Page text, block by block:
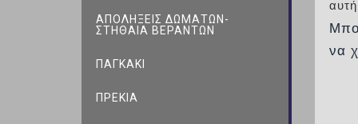
ΑΠΟΛΗΞΕΙΣ ΔΩΜΑΤΩΝ-
ΣΤΗΘΑΙΑ ΒΕΡΑΝΤΩΝ
ΠΑΓΚΑΚΙ
ΠΡΕΚΙΑ
να